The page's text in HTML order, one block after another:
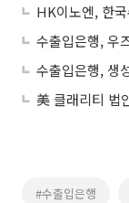
#수출입은행